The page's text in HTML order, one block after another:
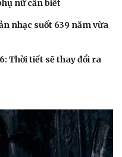
nữ cần biết
nhạc suốt 639 năm vừa
Thời tiết sẽ thay đổi ra